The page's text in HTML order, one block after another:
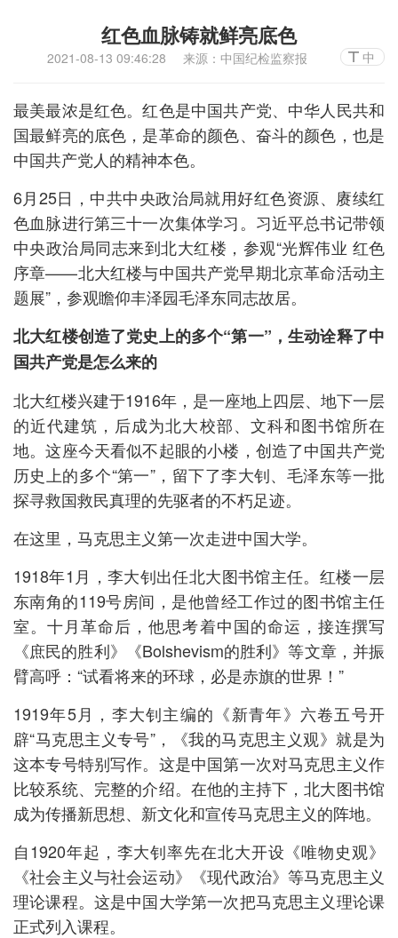
红色血脉铸就鲜亮底色
2021-08-13 09:46:28 来源：中国纪检监察报 中
最美最浓是红色。红色是中国共产党、中华人民共和
国最鲜亮的底色，是革命的颜色、奋斗的颜色，也是
中国共产党人的精神本色。
6月25日，中共中央政治局就用好红色资源、赓续红
色血脉进行第三十一次集体学习。习近平总书记带领
中央政治局同志来到北大红楼，参观“光辉伟业 红色
序章——北大红楼与中国共产党早期北京革命活动主
题展”，参观瞻仰丰泽园毛泽东同志故居。
北大红楼创造了党史上的多个“第一”，生动诠释了中
国共产党是怎么来的
北大红楼兴建于1916年，是一座地上四层、地下一层
的近代建筑，后成为北大校部、文科和图书馆所在
地。这座今天看似不起眼的小楼，创造了中国共产党
历史上的多个“第一”，留下了李大钊、毛泽东等一批
探寻救国救民真理的先驱者的不朽足迹。
在这里，马克思主义第一次走进中国大学。
1918年1月，李大钊出任北大图书馆主任。红楼一层
东南角的119号房间，是他曾经工作过的图书馆主任
室。十月革命后，他思考着中国的命运，接连撰写
《庶民的胜利》《Bolshevism的胜利》等文章，并振
臂高呼：“试看将来的环球，必是赤旗的世界！”
1919年5月，李大钊主编的《新青年》六卷五号开
辟“马克思主义专号”，《我的马克思主义观》就是为
这本专号特别写作。这是中国第一次对马克思主义作
比较系统、完整的介绍。在他的主持下，北大图书馆
成为传播新思想、新文化和宣传马克思主义的阵地。
自1920年起，李大钊率先在北大开设《唯物史观》
《社会主义与社会运动》《现代政治》等马克思主义
理论课程。这是中国大学第一次把马克思主义理论课
正式列入课程。